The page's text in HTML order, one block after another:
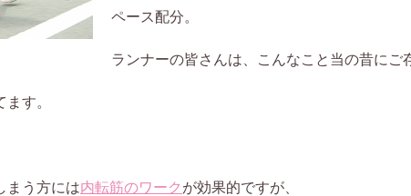
ペース配分。
ランナーの皆さんは、こんなこと当の昔にご
す。
まう方には内転筋のワーク が効果的ですが、